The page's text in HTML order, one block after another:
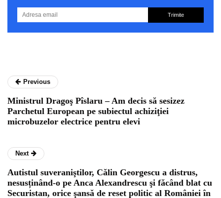
Trimite
Previous
Ministrul Dragoş Pîslaru – Am decis să sesizez
Parchetul European pe subiectul achiziţiei
microbuzelor electrice pentru elevi
Next
Autistul suveraniştilor, Cǎlin Georgescu a distrus,
nesusținând-o pe Anca Alexandrescu şi fǎcând blat cu
Securistan, orice şansǎ de reset politic al României în